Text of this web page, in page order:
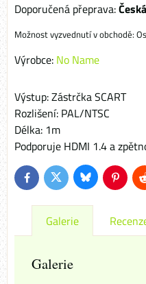
Výrobce: No Name
Výstup: Zástrčka SCART
Rozlišení: PAL/NTSC
Délka: 1m
Podporuje HDMI 1.4 a
FacebookTwitterBluesky
Galerie
Galerie